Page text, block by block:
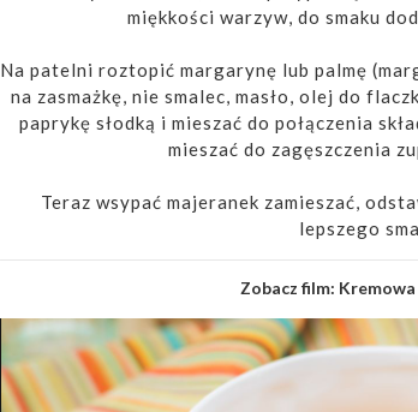
miękkości warzyw, do smaku
Na patelni roztopić margarynę lub palmę
na zasmażkę, nie smalec, masło, olej do
paprykę słodką i mieszać do połączenia
mieszać do zagęszczenia
Teraz wsypać majeranek zamieszać,
lepszego
Zobacz film: Kremowa